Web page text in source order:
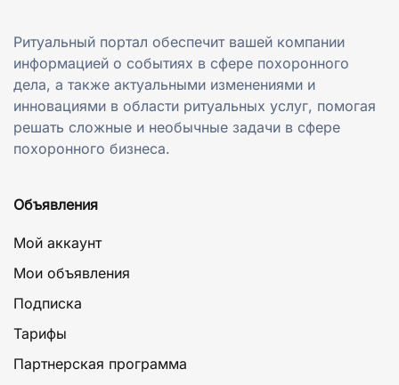
Ритуальный портал обеспечит вашей компании
информацией о событиях в сфере похоронного
дела, а также актуальными изменениями и
инновациями в области ритуальных услуг, помогая
решать сложные и необычные задачи в сфере
похоронного бизнеса.
Объявления
Мой аккаунт
Мои объявления
Подписка
Тарифы
Партнерская программа